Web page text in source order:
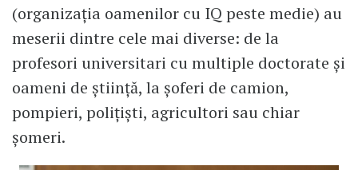
(organizația oamenilor cu IQ peste medie) au
meserii dintre cele mai diverse: de la
profesori universitari cu multiple doctorate și
oameni de știință, la șoferi de camion,
pompieri, polițiști, agricultori sau chiar
șomeri.